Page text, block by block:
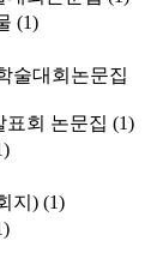
(1)
술대회논문집
표회 논문집 (1)
지) (1)